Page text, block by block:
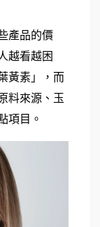
產品的價
越看越困
黃素」，而
料來源、玉
項目。